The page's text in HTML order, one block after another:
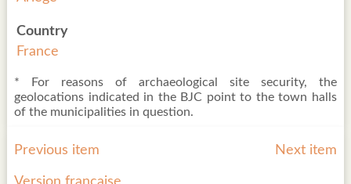
Previous item Next item
Country
France
* For reasons of archaeological site security, the
geolocations indicated in the BJC point to the town halls
of the municipalities in question.